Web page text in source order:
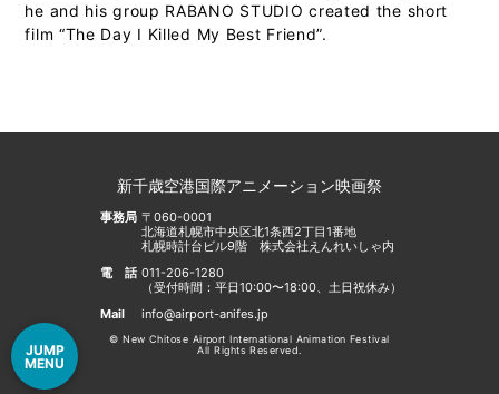
he and his group RABANO STUDIO created the short
film “The Day I Killed My Best Friend”.
新千歳空港国際アニメーション映画祭
事務局 〒060-0001
北海道札幌市中央区北1条西2丁目1番地
札幌時計台ビル9階 株式会社えんれいしゃ内
電話 011-206-1280
（受付時間：平日10:00〜18:00、土日祝休み）
Mail
info@airport-anifes.jp
© New Chitose Airport International Animation Festival
All Rights Reserved.
JUMP
MENU